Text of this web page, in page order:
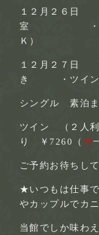
１２月２６日
室 ・ツイン
Ｋ）
１２月２７日
き ・ツイン
シングル 素泊
ツイン （２人
り ￥7260（ ※
ご予約お待ちし
★いつもは仕事
やカップルでカ
当館でしか味わ